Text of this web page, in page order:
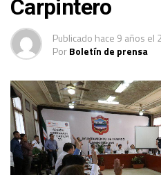
Carpintero
Publicado hace 9 años el
PorBoletín de prensa